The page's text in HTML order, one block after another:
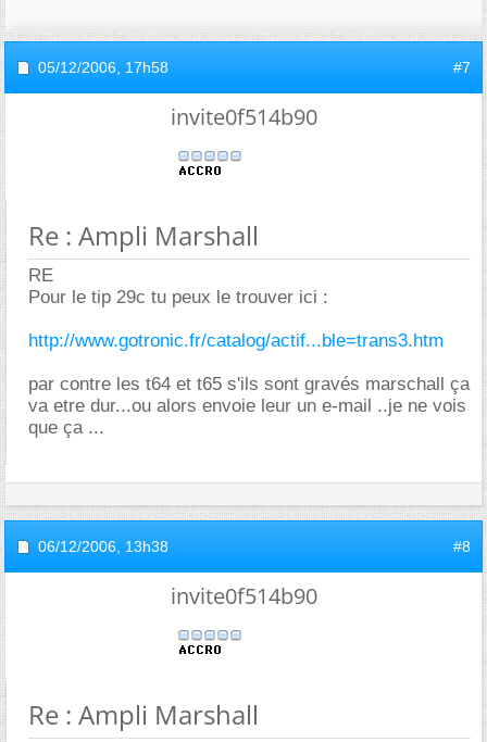
05/12/2006, 17h58 #7
invite0f514b90
Re : Ampli Marshall
RE
Pour le tip 29c tu peux le trouver ici :
http://www.gotronic.fr/catalog/actif...ble=trans3.htm
par contre les t64 et t65 s'ils sont gravés marschall ça
va etre dur...ou alors envoie leur un e-mail ..je ne vois
que ça ...
06/12/2006, 13h38 #8
invite0f514b90
Re : Ampli Marshall